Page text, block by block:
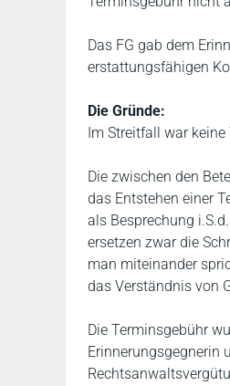
Das FG gab dem
erstattungsfähigen
Die Gründe:
Im Streitfall war
Die zwischen den
das Entstehen einer
als Besprechung
ersetzen zwar die
man miteinander
das Verständnis von
Die Terminsgebühr
Erinnerungsgegnerin